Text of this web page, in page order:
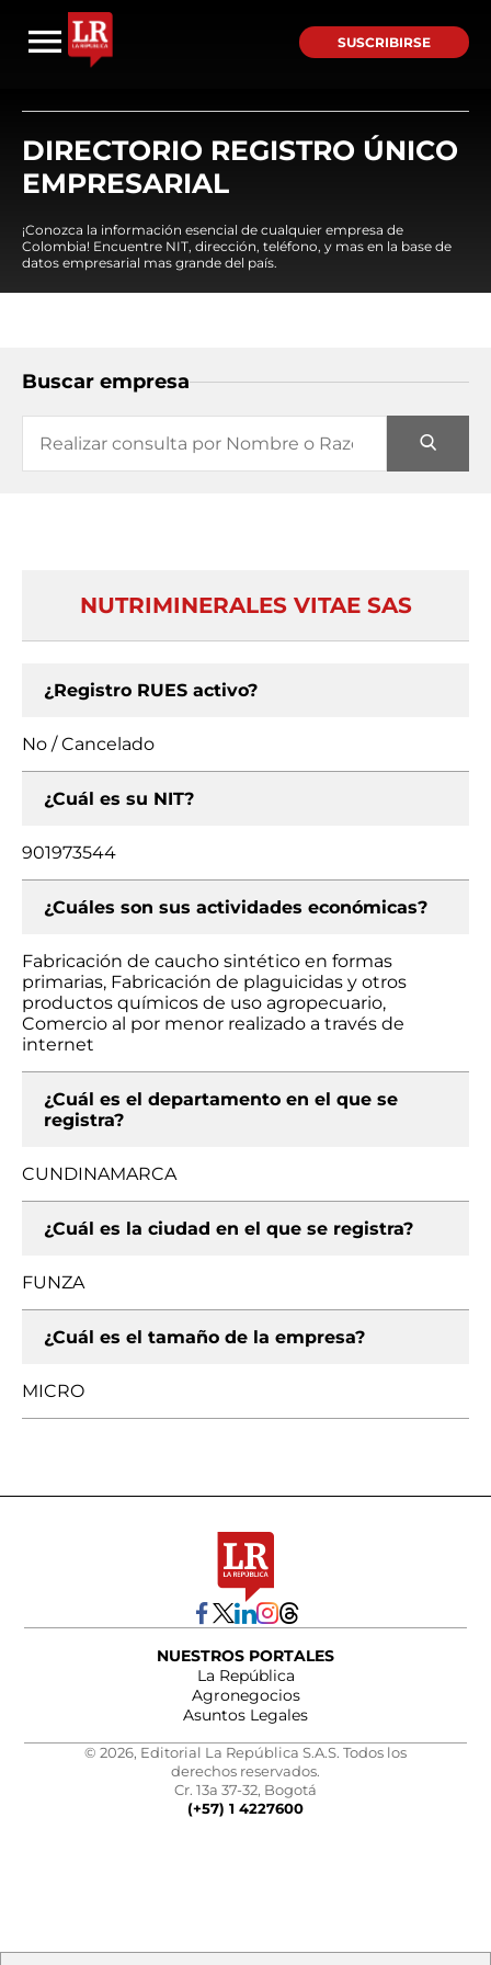
SUSCRIBIRSE
DIRECTORIO REGISTRO ÚNICO
EMPRESARIAL
¡Conozca la información esencial de cualquier empresa de
Colombia! Encuentre NIT, dirección, teléfono, y mas en la base de
datos empresarial mas grande del país.
Buscar empresa
NUTRIMINERALES VITAE SAS
¿Registro RUES activo?
No / Cancelado
¿Cuál es su NIT?
901973544
¿Cuáles son sus actividades económicas?
Fabricación de caucho sintético en formas
primarias, Fabricación de plaguicidas y otros
productos químicos de uso agropecuario,
Comercio al por menor realizado a través de
internet
¿Cuál es el departamento en el que se
registra?
CUNDINAMARCA
¿Cuál es la ciudad en el que se registra?
FUNZA
¿Cuál es el tamaño de la empresa?
MICRO
NUESTROS PORTALES
La República
Agronegocios
Asuntos Legales
© 2026, Editorial La República S.A.S. Todos los
derechos reservados.
Cr. 13a 37-32, Bogotá
(+57) 1 4227600